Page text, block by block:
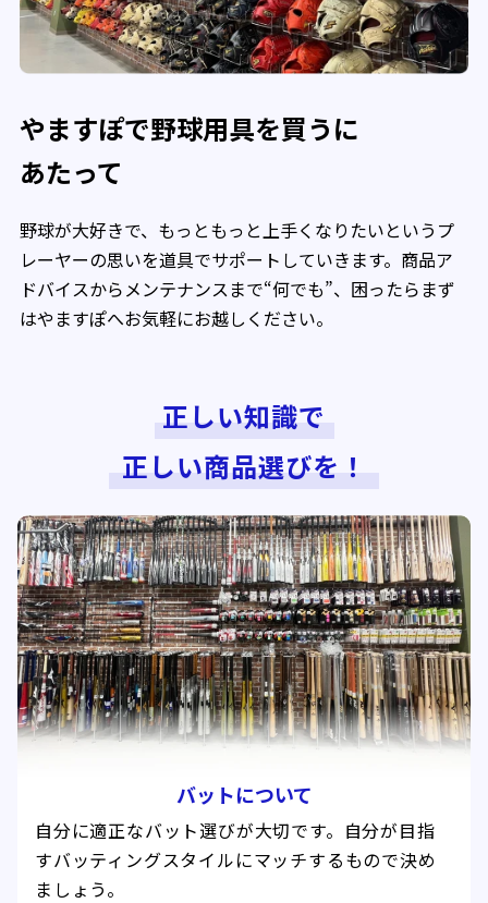
やますぽで野球用具を買うに
あたって
野球が大好きで、もっともっと上手くなりたいというプ
レーヤーの思いを道具でサポートしていきます。商品ア
ドバイスからメンテナンスまで“何でも”、困ったらまず
はやますぽへお気軽にお越しください。
正しい知識で
正しい商品選びを！
バットについて
自分に適正なバット選びが大切です。自分が目指
すバッティングスタイルにマッチするもので決め
ましょう。